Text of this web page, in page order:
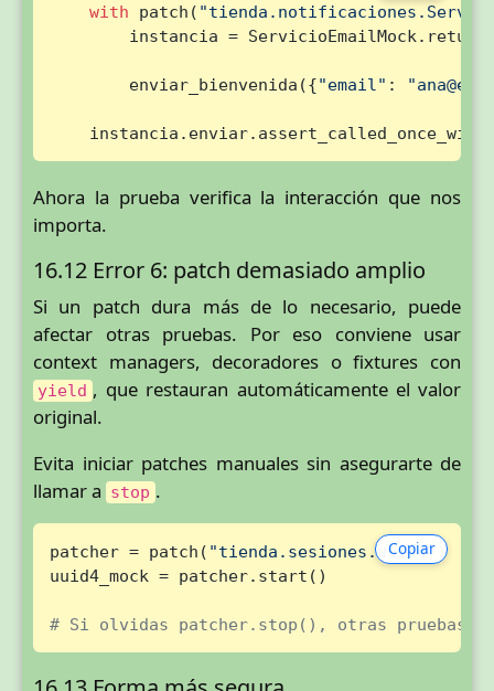
with patch(
instancia =
        enviar_bienvenida({
"email" :
Ahora la prueba verifica la interacción que nos
importa.
16.12 Error 6: patch demasiado amplio
Si un patch dura más de lo necesario, puede
afectar otras pruebas. Por eso conviene usar
context managers, decoradores o fixtures con
yield , que restauran automáticamente el valor
original.
Evita iniciar patches manuales sin asegurarte de
llamar a stop .
Copiar
patcher = patch( "tienda.sesiones.uuid4" )
uuid4_mock = patcher.start()
# Si olvidas patcher.stop(), otras pruebas